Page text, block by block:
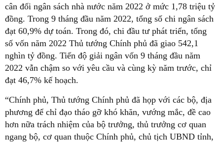
cân đối ngân sách nhà nước năm 2022 ở mức 1,78 triệu tỷ
đồng. Trong 9 tháng đầu năm 2022, tổng số chi ngân sách
đạt 60,9% dự toán. Trong đó, chi đầu tư phát triển, tổng
số vốn năm 2022 Thủ tướng Chính phủ đã giao 542,1
nghìn tỷ đồng. Tiến độ giải ngân vốn 9 tháng đầu năm
2022 vẫn chậm so với yêu cầu và cùng kỳ năm trước, chỉ
đạt 46,7% kế hoạch.
“Chính phủ, Thủ tướng Chính phủ đã họp với các bộ, địa
phương để chỉ đạo tháo gỡ khó khăn, vướng mắc, đề cao
hơn nữa trách nhiệm của bộ trưởng, thủ trưởng cơ quan
ngang bộ, cơ quan thuộc Chính phủ, chủ tịch UBND tỉnh,